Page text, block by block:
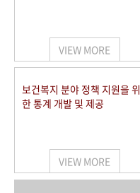
VIEW MORE
보건복지 분야 정책 지원을 위
한 통계 개발 및 제공
VIEW MORE